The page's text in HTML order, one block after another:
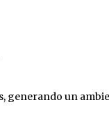
generando un